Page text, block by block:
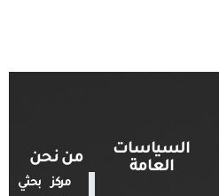
السياسات
العامة
من نحن
مركز بحثي